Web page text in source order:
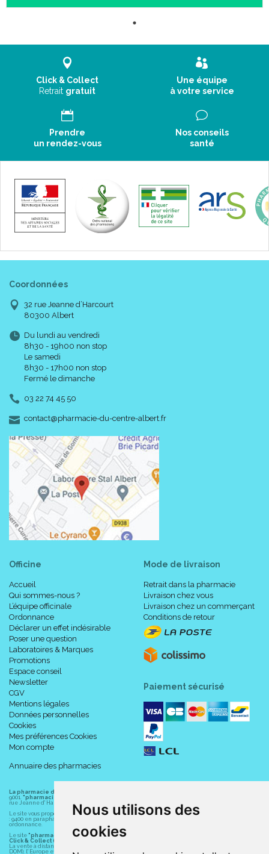
Nous utilisons des
cookies
Click & Collect
Retrait gratuit
Une équipe
à votre service
Prendre
un rendez-vous
Nos conseils
santé
Coordonnées
32 rue Jeanne d’Harcourt
80300 Albert
Du lundi au vendredi
8h30 - 19h00 non stop
Le samedi
8h30 - 17h00 non stop
Fermé le dimanche
03 22 74 45 50
contact-
@-
pharmacie-du-centre-albert.fr
Officine
Accueil
Qui sommes-nous ?
L’équipe officinale
Ordonnance
Déclarer un effet indésirable
Poser une question
Laboratoires & Marques
Promotions
Espace conseil
Newsletter
CGV
Mentions légales
Données personnelles
Cookies
Mes préférences Cookies
Mon compte
Annuaire des pharmacies
Mode de livraison
Retrait dans la pharmacie
Livraison chez vous
Livraison chez un commerçant
Conditions de retour
Paiement sécurisé
La pharmacie du centre à Albert
9001. "pharmacie-du-centre-albert.fr "
rue Jeanne d' Harcourt, 80300 Albert.
Le site vous propose un large choix de plus de 11000 références, au prix les plus bas possible
: 9400 en parapharmacie, animaux, orthopédie, matériel médical. 1700 en médicaments sans
ordonnance.
Le site "pharmacie-du-centre-albert.fr"vous propose les service suivants :
Click & Collect (retrait gratuit dans la pharmacie).
La vente à distance chez vous et/ou chez un commerçant sur la France (Andorre, Monaco et
DOM), l' Europe et le monde entier (livraison assuré par Colissimo et ses partenaires à l'